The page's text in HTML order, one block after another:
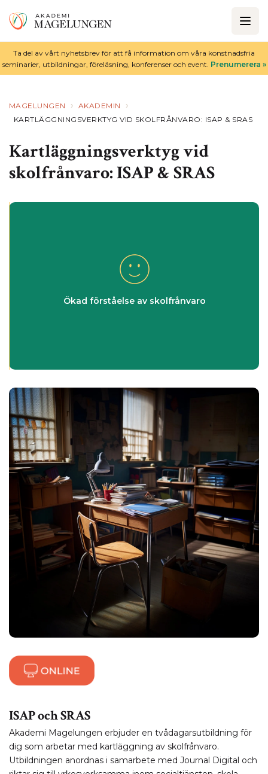
Ta del av vårt nyhetsbrev för att få information om våra konstnadsfria
seminarier, utbildningar, föreläsning, konferenser och event. Prenumerera »
MAGELUNGEN › AKADEMIN ›
KARTLÄGGNINGSVERKTYG VID SKOLFRÅNVARO: ISAP & SRAS
Kartläggningsverktyg vid
skolfrånvaro: ISAP & SRAS
Ökad förståelse av skolfrånvaro
ISAP och SRAS
Akademi Magelungen erbjuder en tvådagarsutbildning för
dig som arbetar med kartläggning av skolfrånvaro.
Utbildningen anordnas i samarbete med Journal Digital och